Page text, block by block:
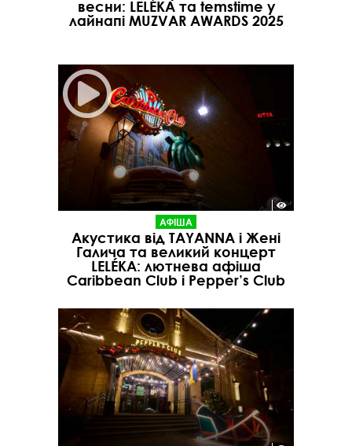
весни: LELÉKA та temstime у
лайнапі MUZVAR AWARDS 2025
АФІША
Акустика від TAYANNA і Жені
Галича та великий концерт
LELÉKA: лютнева афіша
Caribbean Club і Pepper’s Club